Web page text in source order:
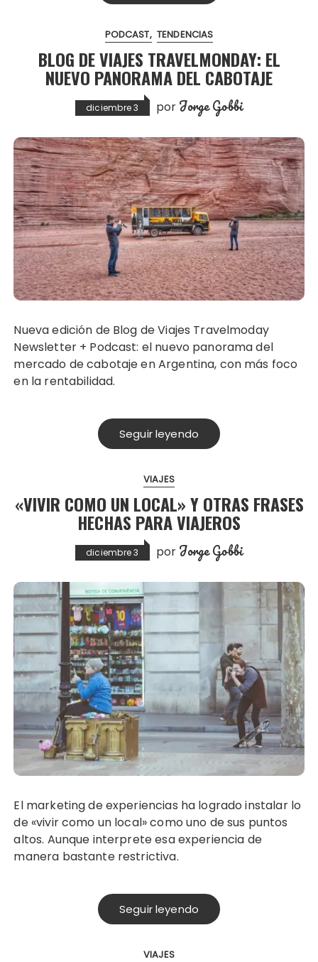
PODCAST TENDENCIAS
BLOG DE VIAJES TRAVELMONDAY: EL
NUEVO PANORAMA DEL CABOTAJE
diciembre 3 por Jorge Gobbi
Nueva edición de Blog de Viajes Travelmoday
Newsletter + Podcast: el nuevo panorama del
mercado de cabotaje en Argentina, con más foco
en la rentabilidad.
Seguir leyendo
VIAJES
«VIVIR COMO UN LOCAL» Y OTRAS FRASES
HECHAS PARA VIAJEROS
diciembre 3 por Jorge Gobbi
El marketing de experiencias ha logrado instalar lo
de «vivir como un local» como uno de sus puntos
altos. Aunque interprete esa experiencia de
manera bastante restrictiva.
Seguir leyendo
VIAJES